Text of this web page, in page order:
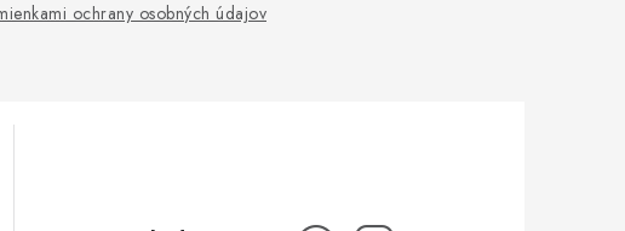
ochrany osobných údajov